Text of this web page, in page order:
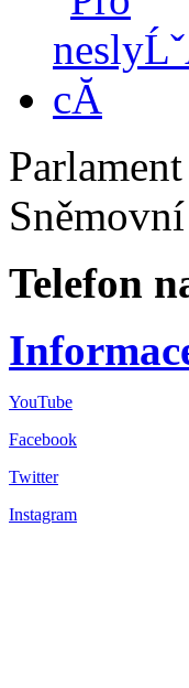
Telefon
YouTube
Facebook
Twitter
Instagram